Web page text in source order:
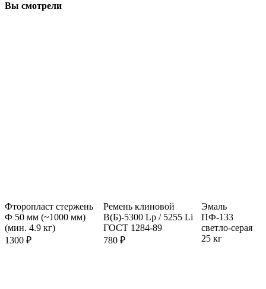
Вы смотрели
Фторопласт стержень
Ф 50 мм (~1000 мм)
(мин. 4.9 кг)
1300 ₽
Ремень клиновой
В(Б)-5300 Lp / 5255 Li
ГОСТ 1284-89
780 ₽
Эмаль
ПФ-133
светло-серая
25 кг